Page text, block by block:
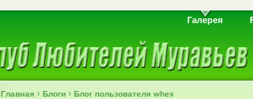
Галерея
Главная › Блоги › Блог пользователя whex